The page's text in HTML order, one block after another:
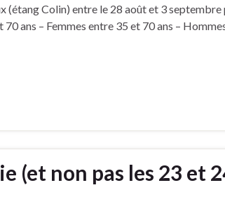
(étang Colin) entre le 28 août et 3 septembre
ans – Femmes entre 35 et 70 ans –
(et non pas les 23 et